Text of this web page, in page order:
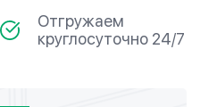
Отгружаем
круглосуточно 24/7